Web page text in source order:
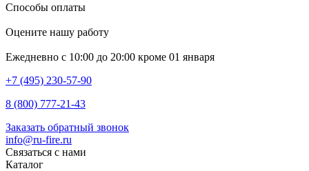
Способы оплаты
Оцените нашу работу
Ежедневно с 10:00 до 20:00 кроме 01 января
+7 (495) 230-57-90
8 (800) 777-21-43
Заказать обратный звонок
info@ru-fire.ru
Связаться с нами
Каталог